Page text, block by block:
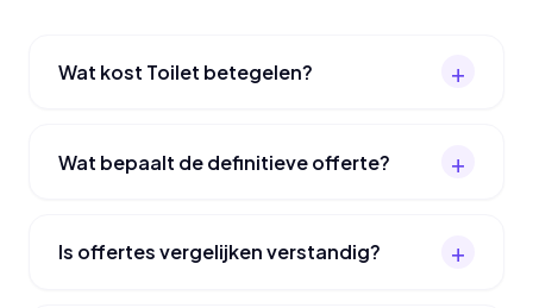
Wat kost Toilet betegelen?
Wat bepaalt de definitieve offerte?
Is offertes vergelijken verstandig?